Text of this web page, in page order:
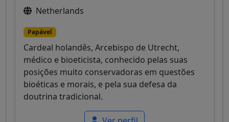
Netherlands
Papável
Cardeal holandês, Arcebispo de Utrecht,
médico e bioeticista, conhecido pelas suas
posições muito conservadoras em questões
bioéticas e morais, e pela sua defesa da
doutrina tradicional.